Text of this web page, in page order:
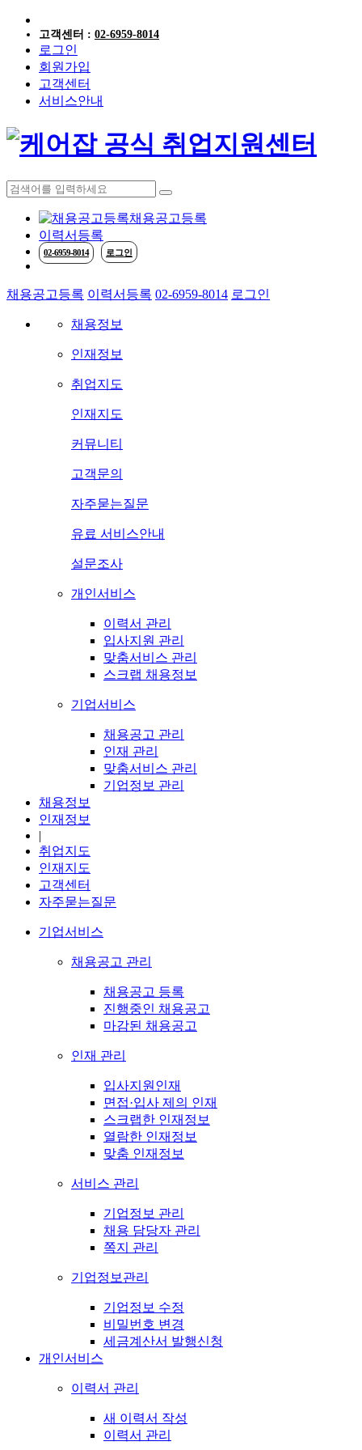
고객센터 : 02-6959-8014
로그인
회원가입
고객센터
서비스안내
채용공고등록
이력서등록
02-6959-8014 로그인
채용공고등록 이력서등록 02-6959-8014 로그인
채용정보
인재정보
취업지도
인재지도
커뮤니티
고객문의
자주묻는질문
유료 서비스안내
설문조사
개인서비스
이력서 관리
입사지원 관리
맞춤서비스 관리
스크랩 채용정보
기업서비스
채용공고 관리
인재 관리
맞춤서비스 관리
기업정보 관리
채용정보
인재정보
|
취업지도
인재지도
고객센터
자주묻는질문
기업서비스
채용공고 관리
채용공고 등록
진행중인 채용공고
마감된 채용공고
인재 관리
입사지원인재
면접·입사 제의 인재
스크랩한 인재정보
열람한 인재정보
맞춤 인재정보
서비스 관리
기업정보 관리
채용 담당자 관리
쪽지 관리
기업정보관리
기업정보 수정
비밀번호 변경
세금계산서 발행신청
개인서비스
이력서 관리
새 이력서 작성
이력서 관리